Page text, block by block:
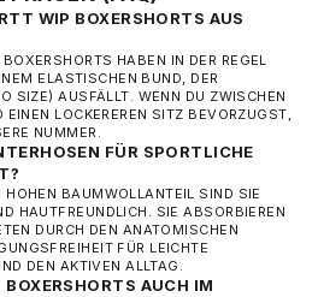
WIP BOXERSHORTS AUS
HABEN IN DER REGEL
ELASTISCHEN BUND, DER
SIZE) AUSFÄLLT. WENN DU ZWISCHEN Z
LOCKEREREN SITZ BEVORZUGST, EM
NUMMER.
FÜR SPORTLICHE
HOHEN BAUMWOLLANTEIL SIND SIE
HAUTFREUNDLICH. SIE ABSORBIEREN
DURCH DEN ANATOMISCHEN
FÜR LEICHTE
DEN AKTIVEN ALLTAG.
AUCH IM